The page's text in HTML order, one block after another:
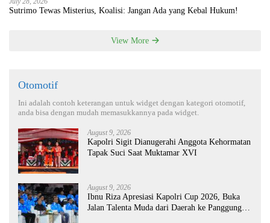
Sutrimo Tewas Misterius, Koalisi: Jangan Ada yang Kebal Hukum!
View More
Otomotif
Ini adalah contoh keterangan untuk widget dengan kategori otomotif,
anda bisa dengan mudah memasukkannya pada widget.
August 9, 2026
Kapolri Sigit Dianugerahi Anggota Kehormatan
Tapak Suci Saat Muktamar XVI
August 9, 2026
Ibnu Riza Apresiasi Kapolri Cup 2026, Buka
Jalan Talenta Muda dari Daerah ke Panggung